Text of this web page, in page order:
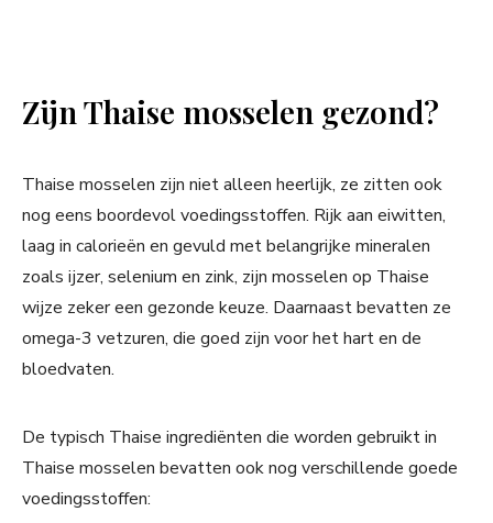
Zijn Thaise mosselen gezond?
Thaise mosselen zijn niet alleen heerlijk, ze zitten ook
nog eens boordevol voedingsstoffen. Rijk aan eiwitten,
laag in calorieën en gevuld met belangrijke mineralen
zoals ijzer, selenium en zink, zijn mosselen op Thaise
wijze zeker een gezonde keuze. Daarnaast bevatten ze
omega-3 vetzuren, die goed zijn voor het hart en de
bloedvaten.
De typisch Thaise ingrediënten die worden gebruikt in
Thaise mosselen bevatten ook nog verschillende goede
voedingsstoffen: